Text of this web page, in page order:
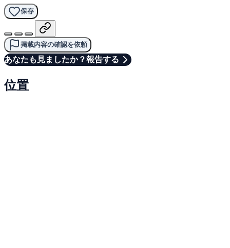
保存
掲載内容の確認を依頼
あなたも見ましたか？報告する
位置